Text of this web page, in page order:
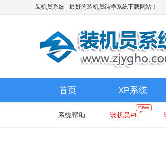
装机员系统 - 最好的装机员纯净系统下载网站！
首页 XP系统
系统帮助 装机员PE